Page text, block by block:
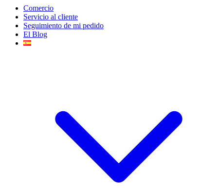
Comercio
Servicio al cliente
Seguimiento de mi pedido
El Blog